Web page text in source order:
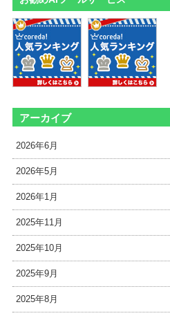
アーカイブ
2026年6月
2026年5月
2026年1月
2025年11月
2025年10月
2025年9月
2025年8月